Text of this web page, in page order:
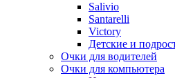
Salivio
Santarelli
Victory
Детские и
Очки для водителей
Очки для компьютера